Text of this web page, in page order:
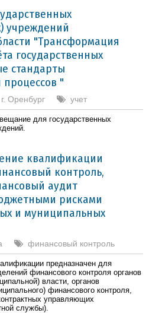
учреждений
"Трансформация
государственных
стандарты
"
г. Оренбург учет
для государственных
квалификации
контроль,
аудит
рисками
и муниципальных
финансовый контроль
предназначен для
финансового контроля органов
власти, органов
финансового контроля,
управляющих
службы).